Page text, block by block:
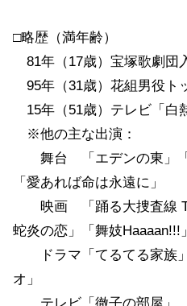
□略歴（満年齢）
81年（17歳）宝塚歌劇団
95年（31歳）花組男役ト
15年（51歳）テレビ「白
※他の主な出演：
舞台 「エデンの東」「
「愛あれば命は永遠に」
映画 「踊る大捜査線
蛇炎の恋」「舞妓
ドラマ「てるてる家族」
オ」
テレビ「徹子の部屋」